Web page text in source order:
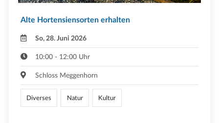
Alte Hortensiensorten erhalten
So, 28. Juni 2026
10:00 - 12:00 Uhr
Schloss Meggenhorn
Diverses Natur Kultur